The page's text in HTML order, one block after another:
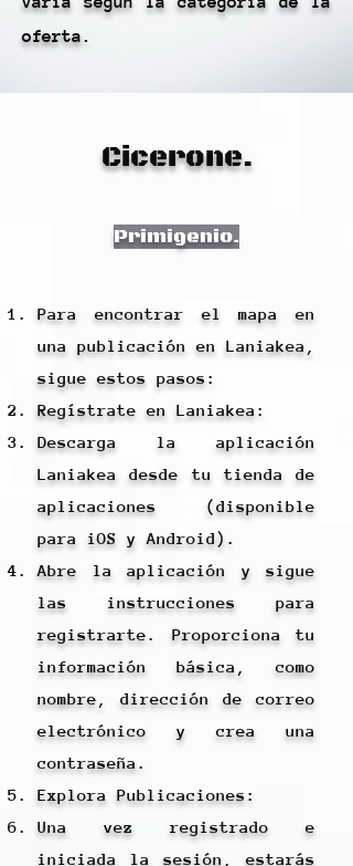
oferta.
Cicerone.
Primigenio.
Para encontrar el mapa en
una publicación en Laniakea,
sigue estos pasos:
Regístrate en Laniakea:
Descarga la aplicación
Laniakea desde tu tienda de
aplicaciones (disponible
para iOS y Android).
Abre la aplicación y sigue
las instrucciones para
registrarte. Proporciona tu
información básica, como
nombre, dirección de correo
electrónico y crea una
contraseña.
Explora Publicaciones:
Una vez registrado e
iniciada la sesión, estarás